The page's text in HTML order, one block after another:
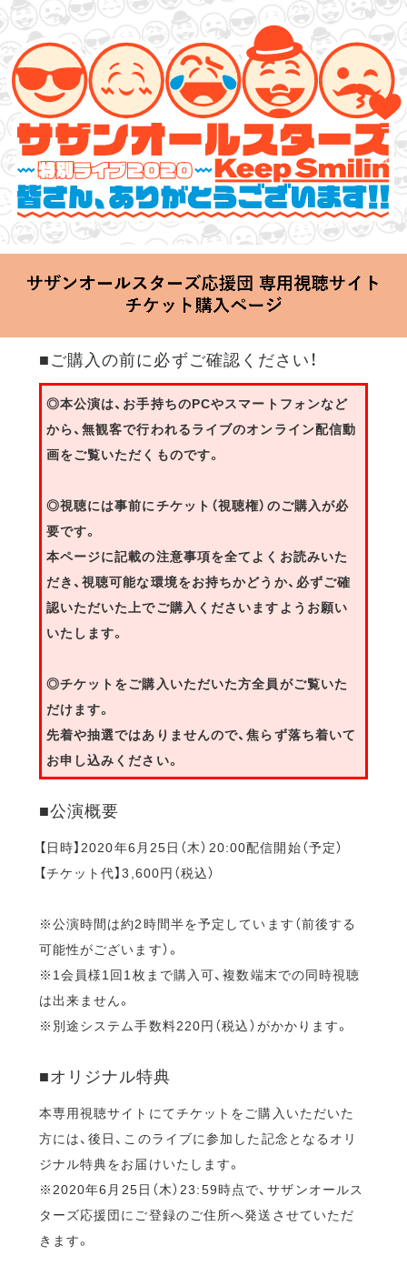
サザンオールスターズ 特別ライブ 2020
「Keep Smilin’～皆さん、ありがとうございます!!～」
2020.06.25 Thu 20:00 Start at 横浜アリーナ
■ご購入の前に必ずご確認ください！
◎本公演は、お手持ちのPCやスマートフォンなど
から、無観客で行われるライブのオンライン配信動
画をご覧いただくものです。
◎視聴には事前にチケット（視聴権）のご購入が必
要です。
本ページに記載の注意事項を全てよくお読みいた
だき、視聴可能な環境をお持ちかどうか、必ずご確
認いただいた上でご購入くださいますようお願い
いたします。
◎チケットをご購入いただいた方全員がご覧いた
だけます。
先着や抽選ではありませんので、焦らず落ち着いて
お申し込みください。
■公演概要
【日時】2020年6月25日（木）20:00配信開始（予定）
【チケット代】3,600円（税込）
※公演時間は約2時間半を予定しています（前後する
可能性がございます）。
※1会員様1回1枚まで購入可、複数端末での同時視聴
は出来ません。
※別途システム手数料220円（税込）がかかります。
■オリジナル特典
本専用視聴サイトにてチケットをご購入いただいた
方には、後日、このライブに参加した記念となるオリ
ジナル特典をお届けいたします。
※2020年6月25日（木）23:59時点で、サザンオールス
ターズ応援団にご登録のご住所へ発送させていただ
きます。